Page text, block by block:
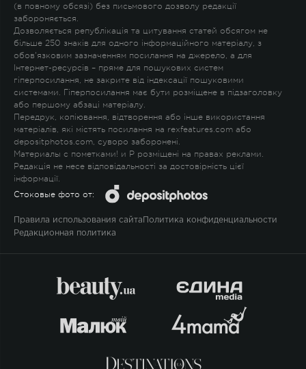
(в повному обсязі) без письмового дозволу редакції
забороняється.
Дозволяється републікація та цитування статей обсягом не
більше 250 знаків для одного інформаційного матеріалу, з
обов'язковим зазначенням посилання на джерело, а для
Інтернет-ресурсів – пряме для пошукових систем
гіперпосилання, не закрите від індексації пошуковими
системами. Гіперпосилання має бути розміщене в підзаголовку
або першому абзаці матеріалу.
Передрук, копіювання, відтворення або інше використання
матеріалів, які містять посилання на rexfeatures.com або
depositphotos.com, суворо заборонені.
Материалы с пометками! и P розміщені на правах реклами.
Редакція не несе відповідальності за достовірність цієї
інформації.
Стоковые фото от:
Правила использования сайта Политика конфиденциальности
Редакционная политика